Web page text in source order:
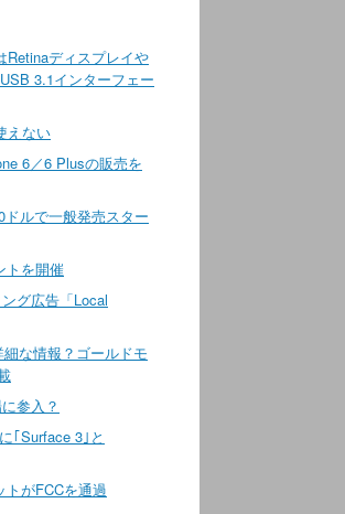
Retinaディスプレイや
3.1インターフェー
えない
6／6 Plusの販売を
ルで一般発売スター
トを開催
グ広告「Local
な情報？ゴールドモ
参入？
｢Surface 3｣と
トがFCCを通過